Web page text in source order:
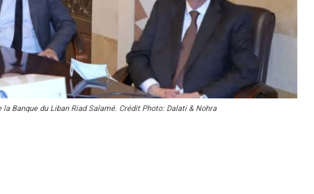
Banque du Liban Riad Salamé. Crédit Photo: Dalati & Nohra